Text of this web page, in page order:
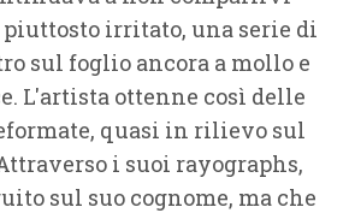
TORRA
-MADE IN MAGE
irritato, una serie di
sul foglio ancora a mollo e
L'artista ottenne così delle
quasi in rilievo sul
i suoi rayographs,
sul suo cognome, ma che